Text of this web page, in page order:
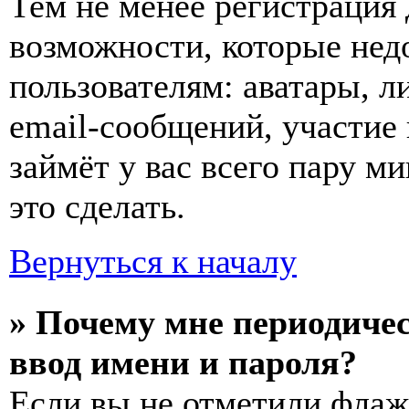
возможности, которые
пользователям: аватары,
email-сообщений, участие
займёт у вас всего пару
это сделать.
Вернуться к началу
» Почему мне
ввод имени и пароля?